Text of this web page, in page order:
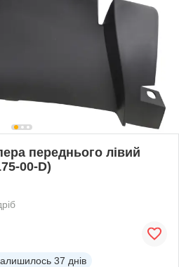
переднього лівий
00-D)
37 днів